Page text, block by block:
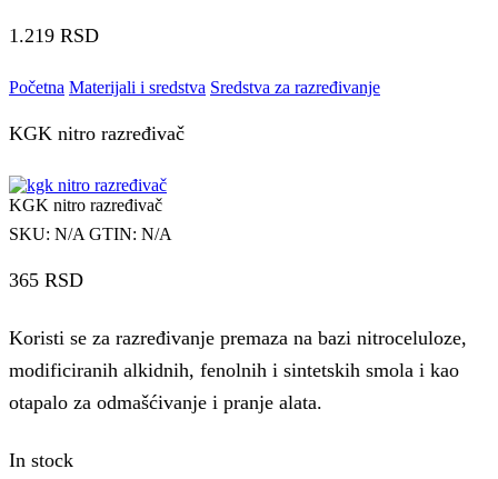
1.219 RSD
Početna Materijali i sredstva Sredstva za razređivanje
KGK nitro razređivač
KGK nitro razređivač
SKU: N/A GTIN: N/A
365 RSD
Koristi se za razređivanje premaza na bazi nitroceluloze,
modificiranih alkidnih, fenolnih i sintetskih smola i kao
otapalo za odmašćivanje i pranje alata.
In stock